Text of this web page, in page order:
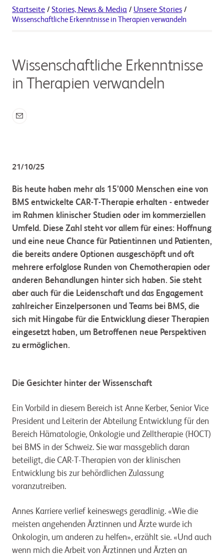
Startseite / Stories, News & Media / Unsere Stories /
Wissenschaftliche Erkenntnisse in Therapien verwandeln
Wissenschaftliche Erkenntnisse
in Therapien verwandeln
21/10/25
Bis heute haben mehr als 15’000 Menschen eine von
BMS entwickelte CAR-T-Therapie erhalten - entweder
im Rahmen klinischer Studien oder im kommerziellen
Umfeld. Diese Zahl steht vor allem für eines: Hoffnung
und eine neue Chance für Patientinnen und Patienten,
die bereits andere Optionen ausgeschöpft und oft
mehrere erfolglose Runden von Chemotherapien oder
anderen Behandlungen hinter sich haben. Sie steht
aber auch für die Leidenschaft und das Engagement
zahlreicher Einzelpersonen und Teams bei BMS, die
sich mit Hingabe für die Entwicklung dieser Therapien
eingesetzt haben, um Betroffenen neue Perspektiven
zu ermöglichen.
Die Gesichter hinter der Wissenschaft
Ein Vorbild in diesem Bereich ist Anne Kerber, Senior Vice
President und Leiterin der Abteilung Entwicklung für den
Bereich Hämatologie, Onkologie und Zelltherapie (HOCT)
bei BMS in der Schweiz. Sie war massgeblich daran
beteiligt, die CAR-T-Therapien von der klinischen
Entwicklung bis zur behördlichen Zulassung
voranzutreiben.
Annes Karriere verlief keineswegs geradlinig. «Wie die
meisten angehenden Ärztinnen und Ärzte wurde ich
Onkologin, um anderen zu helfen», erzählt sie. «Und auch
wenn mich die Arbeit von Ärztinnen und Ärzten an